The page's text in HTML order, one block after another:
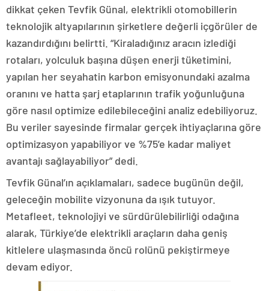
dikkat çeken Tevfik Günal, elektrikli otomobillerin
teknolojik altyapılarının şirketlere değerli içgörüler de
kazandırdığını belirtti. “Kiraladığınız aracın izlediği
rotaları, yolculuk başına düşen enerji tüketimini,
yapılan her seyahatin karbon emisyonundaki azalma
oranını ve hatta şarj etaplarının trafik yoğunluğuna
göre nasıl optimize edilebileceğini analiz edebiliyoruz.
Bu veriler sayesinde firmalar gerçek ihtiyaçlarına göre
optimizasyon yapabiliyor ve %75’e kadar maliyet
avantajı sağlayabiliyor” dedi.
Tevfik Günal’ın açıklamaları, sadece bugünün değil,
geleceğin mobilite vizyonuna da ışık tutuyor.
Metafleet, teknolojiyi ve sürdürülebilirliği odağına
alarak, Türkiye’de elektrikli araçların daha geniş
kitlelere ulaşmasında öncü rolünü pekiştirmeye
devam ediyor.